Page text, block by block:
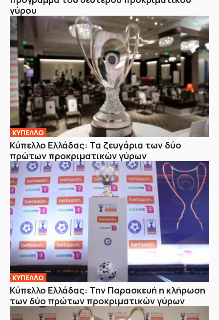
γύρου
ΚΥΠΕΛΛΟ
Κύπελλο Ελλάδας: Τα ζευγάρια των δύο
πρώτων προκριματικών γύρων
ΚΥΠΕΛΛΟ
Κύπελλο Ελλάδας: Την Παρασκευή η κλήρωση
των δύο πρώτων προκριματικών γύρων